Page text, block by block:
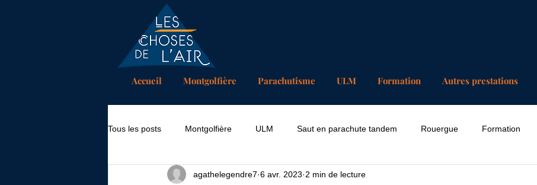
Accueil Montgolfière Parachutisme ULM Formation Autres prestations
Tous les posts Montgolfière ULM Saut en parachute tandem Rouergue Formation
agathelegendre7 6 avr. 2023 2 min de lecture